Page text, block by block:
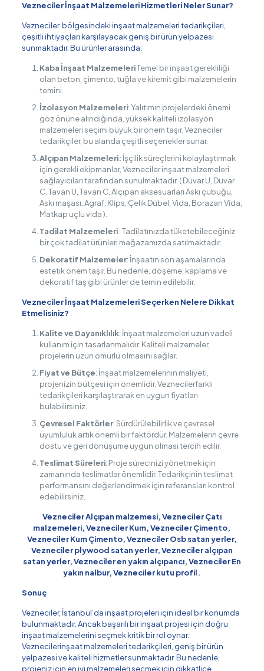
Vezneciler İnşaat Malzemeleri Hizmetleri Neler Sunar?
Vezneciler bölgesindeki inşaat malzemeleri tedarikçileri,
çeşitli ihtiyaçları karşılayacak geniş bir ürün yelpazesi
sunmaktadır. Bu ürünler arasında:
Kaba İnşaat MalzemeleriTemel bir inşaat gerekliliği
olan beton, çimento, tuğla ve kiremit gibi malzemelerin
temini.
İzolasyon Malzemeleri: Yalıtımın projelerdeki önemi
göz önüne alındığında, yüksek kaliteli izolasyon
malzemeleri seçimi büyük bir önem taşır. Vezneciler
tedarikçiler, bu alanda çeşitli seçenekler sunar.
Alçıpan Malzemeleri: İşçilik süreçlerini kolaylaştırmak
için gerekli ekipmanlar, Vezneciler inşaat malzemeleri
sağlayıcıları tarafından sunulmaktadır. ( Duvar U, Duvar
C, Tavan U, Tavan C, Alçıpan aksesuarları Askı çubuğu,
Askı maşası, Agraf, Klips, Çelik Dübel, Vida, Borazan Vida,
Matkap uçlu vida ).
Tadilat Malzemeleri: Tadilatınızda tüketebileceğiniz
bir çok tadilat ürünleri mağazamızda satılmaktadır.
Dekoratif Malzemeler: İnşaatın son aşamalarında
estetik önem taşır. Bu nedenle, döşeme, kaplama ve
dekoratif taş gibi ürünler de temin edilebilir.
Vezneciler İnşaat Malzemeleri Seçerken Nelere Dikkat
Etmelisiniz?
Kalite ve Dayanıklılık: İnşaat malzemeleri uzun vadeli
kullanım için tasarlanmalıdır. Kaliteli malzemeler,
projelerin uzun ömürlü olmasını sağlar.
Fiyat ve Bütçe: İnşaat malzemelerinin maliyeti,
projenizin bütçesi için önemlidir. Veznecilerfarklı
tedarikçileri karşılaştırarak en uygun fiyatları
bulabilirsiniz.
Çevresel Faktörler: Sürdürülebilirlik ve çevresel
uyumluluk artık önemli bir faktördür. Malzemelerin çevre
dostu ve geri dönüşüme uygun olması tercih edilir.
Teslimat Süreleri: Proje sürecinizi yönetmek için
zamanında teslimatlar önemlidir. Tedarikçinin teslimat
performansını değerlendirmek için referansları kontrol
edebilirsiniz.
Vezneciler Alçıpan malzemesi, Vezneciler Çatı
malzemeleri, Vezneciler Kum, Vezneciler Çimento,
Vezneciler Kum Çimento, Vezneciler Osb satan yerler,
Vezneciler plywood satan yerler, Vezneciler alçıpan
satan yerler, Vezneciler en yakın alçıpancı, Vezneciler En
yakın nalbur, Vezneciler kutu profil.
Sonuç
Vezneciler, İstanbul’da inşaat projeleri için ideal bir konumda
bulunmaktadır. Ancak başarılı bir inşaat projesi için doğru
inşaat malzemelerini seçmek kritik bir rol oynar.
Veznecilerinşaat malzemeleri tedarikçileri, geniş bir ürün
yelpazesi ve kaliteli hizmetler sunmaktadır. Bu nedenle,
projeniz için en iyi malzemeleri seçmek için dikkatlice